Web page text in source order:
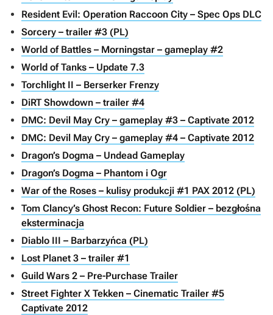
Resident Evil: Operation Raccoon City – Spec Ops DLC
Sorcery – trailer #3 (PL)
World of Battles – Morningstar – gameplay #2
World of Tanks – Update 7.3
Torchlight II – Berserker Frenzy
DiRT Showdown – trailer #4
DMC: Devil May Cry – gameplay #3 – Captivate 2012
DMC: Devil May Cry – gameplay #4 – Captivate 2012
Dragon’s Dogma – Undead Gameplay
Dragon’s Dogma – Phantom i Ogr
War of the Roses – kulisy produkcji #1 PAX 2012 (PL)
Tom Clancy’s Ghost Recon: Future Soldier – bezgłośna
eksterminacja
Diablo III – Barbarzyńca (PL)
Lost Planet 3 – trailer #1
Guild Wars 2 – Pre-Purchase Trailer
Street Fighter X Tekken – Cinematic Trailer #5
Captivate 2012